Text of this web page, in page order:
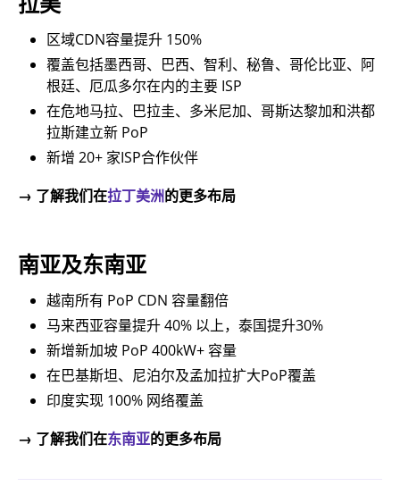
区域CDN容量提升 150%
覆盖包括墨西哥、巴西、智利、秘鲁、哥伦比亚、阿
根廷、厄瓜多尔在内的主要 ISP
在危地马拉、巴拉圭、多米尼加、哥斯达黎加和洪都
拉斯建立新 PoP
新增 20+ 家ISP合作伙伴
→ 了解我们在拉丁美洲的更多布局
南亚及东南亚
越南所有 PoP CDN 容量翻倍
马来西亚容量提升 40% 以上，泰国提升30%
新增新加坡 PoP 400kW+ 容量
在巴基斯坦、尼泊尔及孟加拉扩大PoP覆盖
印度实现 100% 网络覆盖
→ 了解我们在东南亚的更多布局